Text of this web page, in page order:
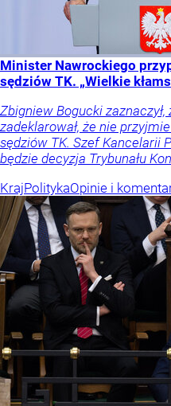
Minister Nawrockiego
sędziów TK. „Wielkie
Zbigniew Bogucki
zadeklarował, że nie
sędziów TK. Szef Kancelarii
będzie decyzja Trybunału
KrajPolitykaOpinie i